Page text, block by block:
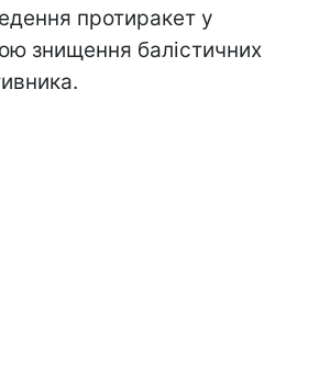
протиракет у
знищення балістичних